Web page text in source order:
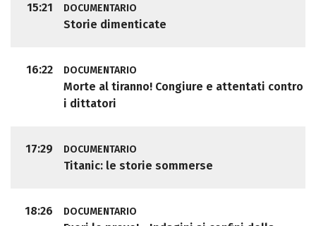
15:21 DOCUMENTARIO
Storie dimenticate
16:22 DOCUMENTARIO
Morte al tiranno! Congiure e attentati contro
i dittatori
17:29 DOCUMENTARIO
Titanic: le storie sommerse
18:26 DOCUMENTARIO